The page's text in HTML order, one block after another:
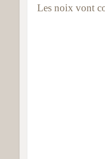
Les noix vont